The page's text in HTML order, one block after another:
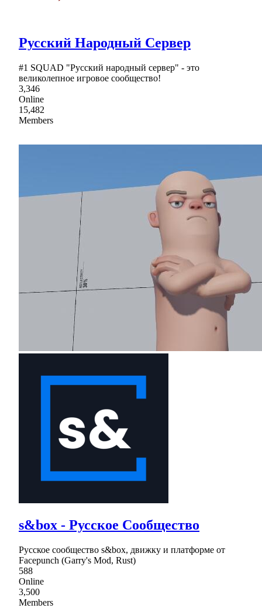
Русский Народный Сервер
#1 SQUAD "Русский народный сервер" - это
великолепное игровое сообщество!
3,346
Online
15,482
Members
s&box - Русское Сообщество
Русское сообщество s&box, движку и платформе от
Facepunch (Garry's Mod, Rust)
588
Online
3,500
Members